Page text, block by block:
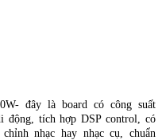
đây là board có công suất
động, tích hợp DSP control, có
nhạc hay nhạc cụ, chuẩn